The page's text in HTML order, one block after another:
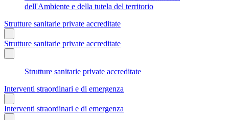
dell'Ambiente e della tutela del territorio
Strutture sanitarie private accreditate
Strutture sanitarie private accreditate
Strutture sanitarie private accreditate
Interventi straordinari e di emergenza
Interventi straordinari e di emergenza